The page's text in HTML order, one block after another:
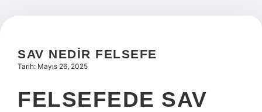
Hakkımızda
SAV NEDIR FELSEFE
Tarih: Mayıs 26, 2025
FELSEFEDE SAV